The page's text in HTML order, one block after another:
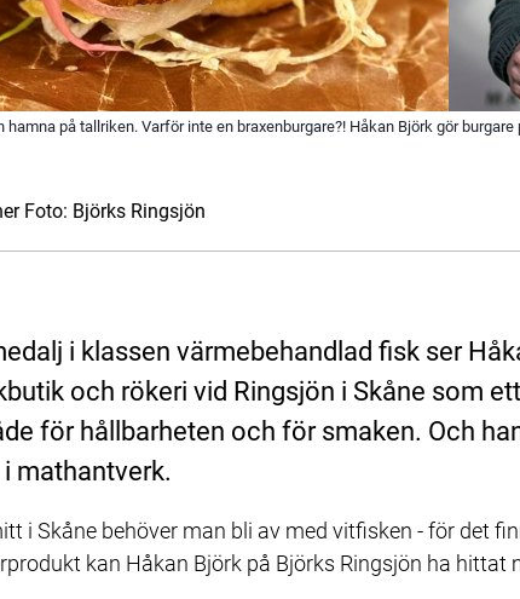
på tallriken. Varför inte en braxenburgare?! Håkan Björk gör
Foto: Björks Ringsjön
i klassen värmebehandlad fisk ser
och rökeri vid Ringsjön i Skåne som
för hållbarheten och för smaken. Och
i mathantverk.
i Skåne behöver man bli av med vitfisken - för det
kan Håkan Björk på Björks Ringsjön ha hittat